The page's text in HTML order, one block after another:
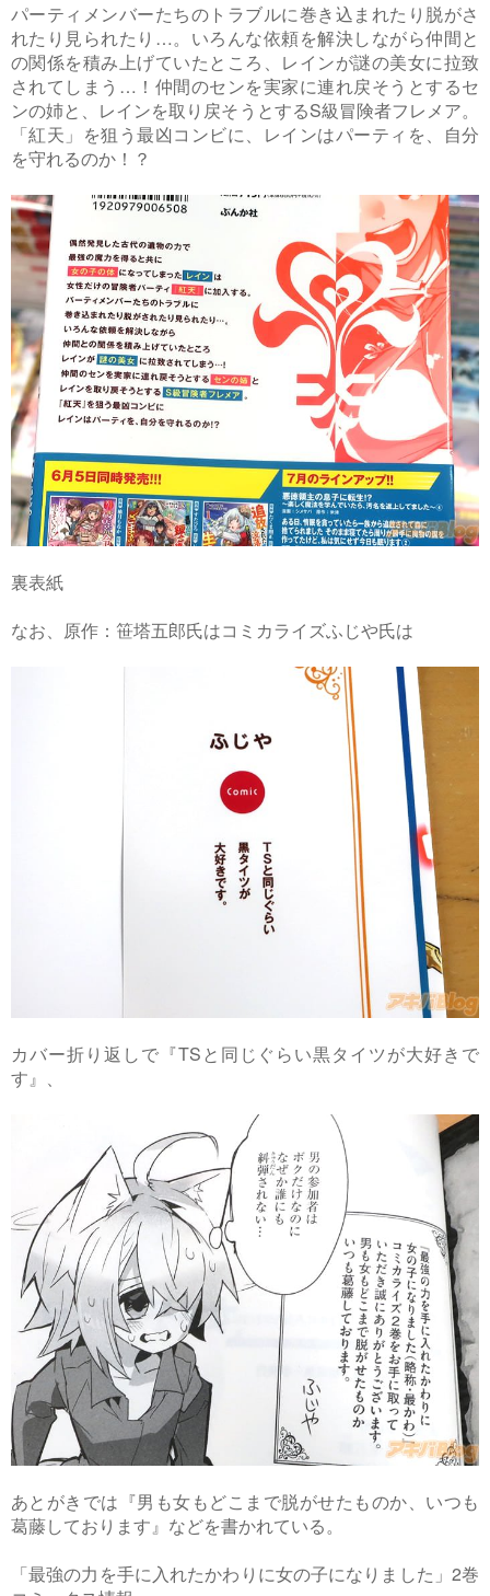
パーティメンバーたちのトラブルに巻き込まれたり脱がさ
れたり見られたり…。いろんな依頼を解決しながら仲間と
の関係を積み上げていたところ、レインが謎の美女に拉致
されてしまう…！仲間のセンを実家に連れ戻そうとするセ
ンの姉と、レインを取り戻そうとするS級冒険者フレメア。
「紅天」を狙う最凶コンビに、レインはパーティを、自分
を守れるのか！？
裏表紙
なお、原作：笹塔五郎氏はコミカライズふじや氏は
カバー折り返しで『TSと同じぐらい黒タイツが大好きで
す』、
あとがきでは『男も女もどこまで脱がせたものか、いつも
葛藤しております』などを書かれている。
「最強の力を手に入れたかわりに女の子になりました」2巻